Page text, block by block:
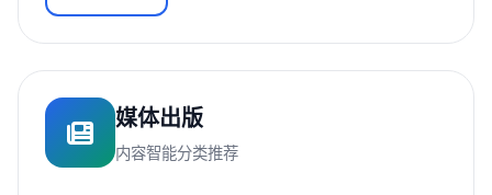
媒体出版
内容智能分类推荐